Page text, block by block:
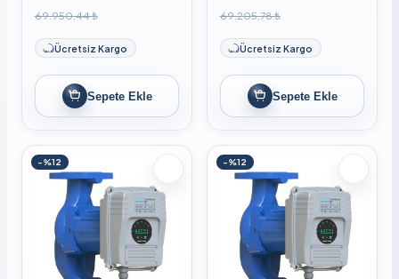
69.950,44 ₺
Ücretsiz Kargo
Sepete Ekle
69.205,78 ₺
Ücretsiz Kargo
Sepete Ekle
-%12 -%12